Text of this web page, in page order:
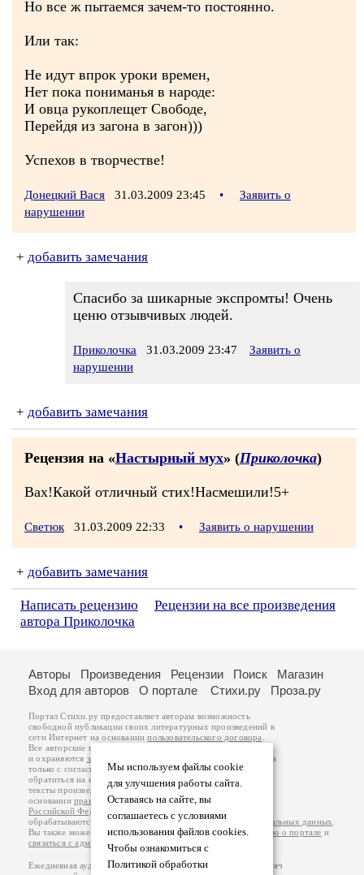
Но все ж пытаемся зачем-то постоянно.
Или так:
Не идут впрок уроки времен,
Нет пока пониманья в народе:
И овца рукоплещет Свободе,
Перейдя из загона в загон)))
Успехов в творчестве!
Донецкий Вася 31.03.2009 23:45 •
Заявить о
нарушении
+ добавить замечания
Спасибо за шикарные экспромты! Очень
ценю отзывчивых людей.
Приколочка 31.03.2009 23:47
Заявить о
нарушении
+ добавить замечания
Рецензия на «Настырный мух» (Приколочка)
Вах!Какой отличный стих!Насмешили!5+
Светюк 31.03.2009 22:33 • Заявить о нарушении
+ добавить замечания
Написать рецензию
Рецензии на все произведения
автора Приколочка
Мы используем файлы cookie
для улучшения работы сайта.
Оставаясь на сайте, вы
соглашаетесь с условиями
использования файлов cookies.
Чтобы ознакомиться с
Политикой обработки
Авторы Произведения Рецензии Поиск
Магазин
Вход для авторов
О портале Стихи.ру Проза.ру
Портал Стихи.ру предоставляет авторам возможность
свободной публикации своих литературных произведений в
сети Интернет на основаниипользовательского договора
Все авторские права на произведения принадлежат авторам
и охраняются законом
. Перепечатка произведений возможна
только с согласия его автора, к которому вы можете
обратиться на его авторской странице. Ответственность за
тексты произведений авторы несут самостоятельно на
основанииправил публикацииизаконодательства
Российской Федерации
обрабатываются на основанииПолитики обработки персональных данных
Вы также можете посмотреть более подробнуюинформацию о портале и
связаться с администрацией
Ежедневная аудитория портала Стихи.ру – порядка 200 тысяч